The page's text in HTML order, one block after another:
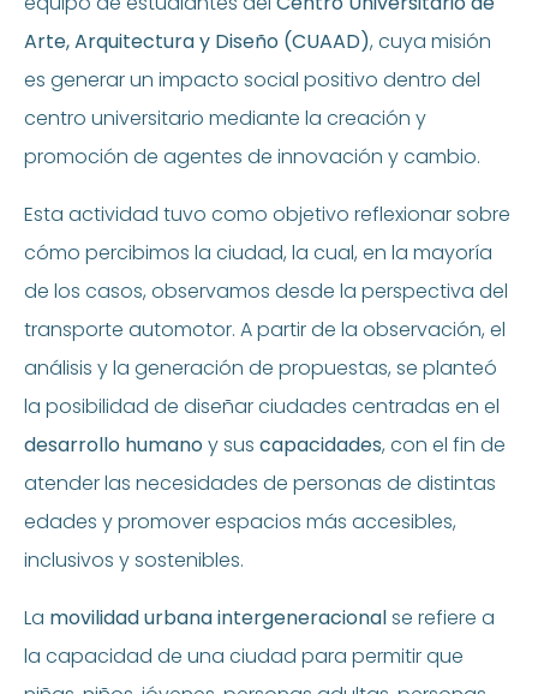
Arte, Arquitectura y Diseño (CUAAD), cuya misión
es generar un impacto social positivo dentro del
centro universitario mediante la creación y
promoción de agentes de innovación y cambio.
Esta actividad tuvo como objetivo reflexionar sobre
cómo percibimos la ciudad, la cual, en la mayoría
de los casos, observamos desde la perspectiva del
transporte automotor. A partir de la observación, el
análisis y la generación de propuestas, se planteó
la posibilidad de diseñar ciudades centradas en el
desarrollo humanoy sus capacidades, con el fin de
atender las necesidades de personas de distintas
edades y promover espacios más accesibles,
inclusivos y sostenibles.
La movilidad urbana intergeneracionalse refiere a
la capacidad de una ciudad para permitir que